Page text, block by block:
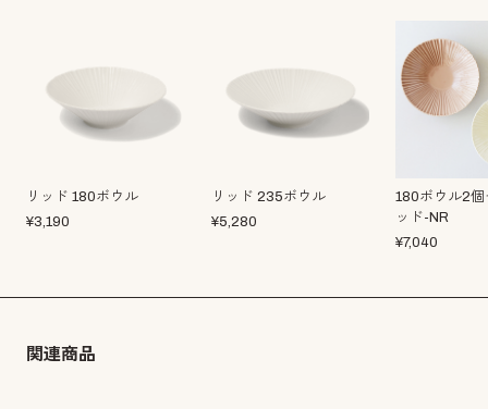
リッド 180ボウル
¥3,190
リッド 235ボウル
¥5,280
180ボウル2
ッド-NR
¥7,040
関連商品